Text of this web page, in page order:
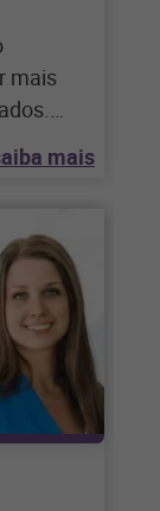
mais
mais